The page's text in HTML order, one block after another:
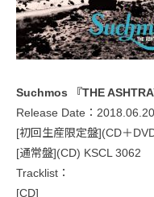
Suchmos 『THE
Release Date：
[初回生産限定盤](CD＋
[通常盤](CD) KSCL 3062
Tracklist：
[CD]